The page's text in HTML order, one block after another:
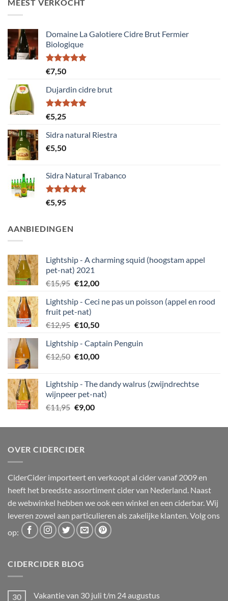
MEEST VERKOCHT
Domaine La Galotiere Cidre Brut Fermier
Biologique
Gewaardeerd
5.00
€7,50
Dujardin cidre brut
Gewaardeerd
5.00
€5,25
Sidra natural Riestra
€5,50
Sidra Natural Trabanco
Gewaardeerd
5.00
€5,95
AANBIEDINGEN
Lightship - A charming squid (hoogstam appel
pet-nat) 2021
€15,95 Oorspronkelijke
was:
€15,95.
€12,00Huidige
is:
Lightship - Ceci ne pas un poisson (appel en rood
fruit pet-nat)
€12,95 Oorspronkelijke
was:
€12,95.
€10,50Huidige
is:
€10,50.
Lightship - Captain Penguin
€12,50 Oorspronkelijke
€12,50.
€10,00Huidige
€10,00.
Lightship - The dandy walrus (zwijndrechtse
wijnpeer pet-nat)
€11,95 Oorspronkelijke
was:
€9,00Huidige
is:
OVER CIDERCIDER
CiderCider importeert en verkoopt al cider vanaf 2009 en
heeft het breedste assortiment cider van Nederland. Naast
de webwinkel hebben we ook een winkel en een ciderbar. Wij
leveren zowel aan particulieren als zakelijke klanten. Volg ons
op:
CIDERCIDER BLOG
30 Vakantie van 30 juli t/m 24 augustus